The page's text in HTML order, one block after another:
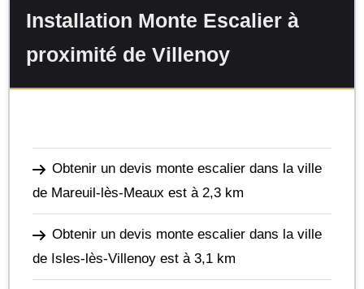
Installation Monte Escalier à
proximité de Villenoy
Obtenir un devis monte escalier dans la ville
de Mareuil-lès-Meaux est à 2,3 km
Obtenir un devis monte escalier dans la ville
de Isles-lès-Villenoy est à 3,1 km